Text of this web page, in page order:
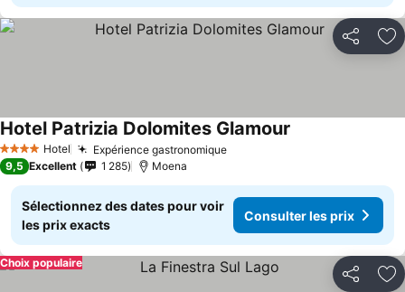
Partager
4 Étoiles Hotel Expérience gastronomique
Hotel Patrizia Dolomites Glamour
9,5 Excellent 1 285 Moena
Sélectionnez des dates pour voir
les prix exacts
Consulter les prix
Partager
Choix populaire